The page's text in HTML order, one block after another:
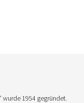
wurde 1954 gegründet.